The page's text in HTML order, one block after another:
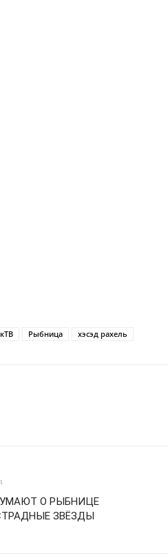
Рыбница хэсэд рахель
О РЫБНИЦЕ
ЗВЁЗДЫ